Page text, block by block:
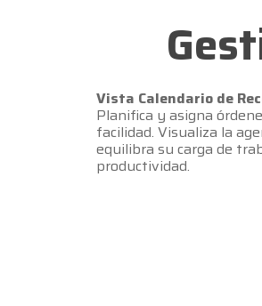
Vista Calendario de
Planifica y asigna
facilidad. Visualiza la
equilibra su carga de
productividad.